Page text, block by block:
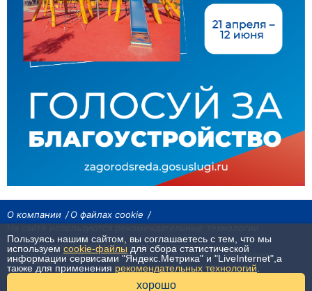
О компании
О файлах cookie
Сетевое издание «Байкал24». Все права охраняются законом.
При использовании материалов агентства на других сайтах, обязательна
гиперссылка.
Пользуясь нашим сайтом, вы соглашаетесь с тем, что мы
используем cookie-файлы для сбора статистической
информации сервисами "Яндекс.Метрика" и "LiveInternet",а
также для применения рекомендательных технологий
хорошо